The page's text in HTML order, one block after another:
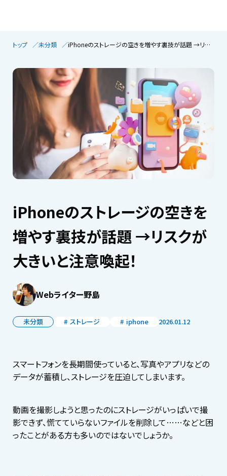
トップ 未分類 iPhoneのストレージの空きを増やす裏技が話題 →リスクが大きいと注意喚起！
iPhoneのストレージの空きを
増やす裏技が話題 →リスクが
大きいと注意喚起！
Webライター野島
未分類 ストレージ iphone 2026.01.12
スマートフォンを長期間使っていると、写真やアプリなどの
データが蓄積し、ストレージを圧迫してしまいます。
動画を撮影しようと思ったのにストレージがいっぱいで撮
影できず、慌てていらないファイルを削除して……などと困
ったことがある方も多いのではないでしょうか。